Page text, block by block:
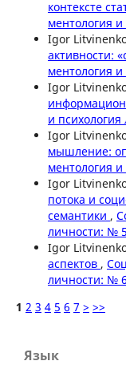
контексте
ментология
Igor
активности:
ментология
Igor
и
Igor
мышление:
ментология
Igor
потока и
семантики ,
личности: №
Igor
аспектов ,
личности: №
1 2 3 4 5 6 7 > >>
Язык